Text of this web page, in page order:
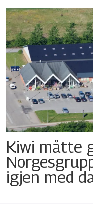
Kiwi måtte
igjen med